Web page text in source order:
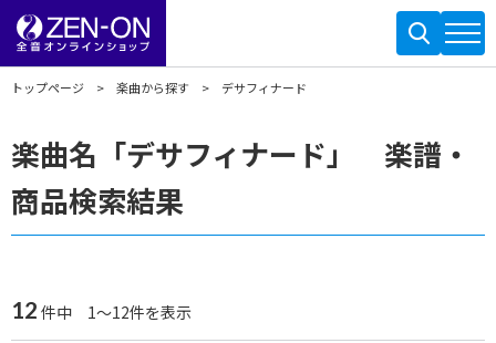
トップページ 楽曲から探す デサフィナード
楽曲名「デサフィナード」 楽譜・
商品検索結果
12 件中 1～12件を表示